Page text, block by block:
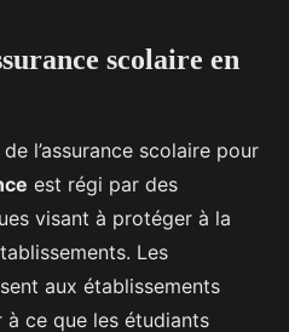
scolaire en
de l’assurance scolaire pour
est régi par des
visant à protéger à la
Les
aux établissements
à ce que les étudiants